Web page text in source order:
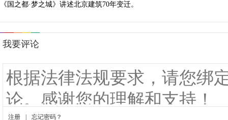
《国之都·梦之城》讲述北京建筑70年变迁。